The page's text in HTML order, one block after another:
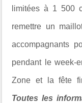
limitées à 1 500
remettre un
accompagnants
pendant le week-
Zone et la fête
Toutes les